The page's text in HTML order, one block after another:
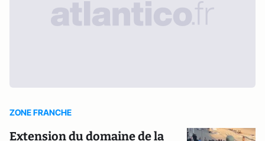
ZONE FRANCHE
Extension du domaine de la